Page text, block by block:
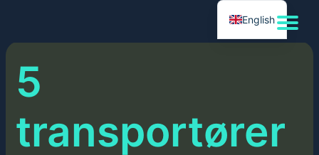
5
transportører
English